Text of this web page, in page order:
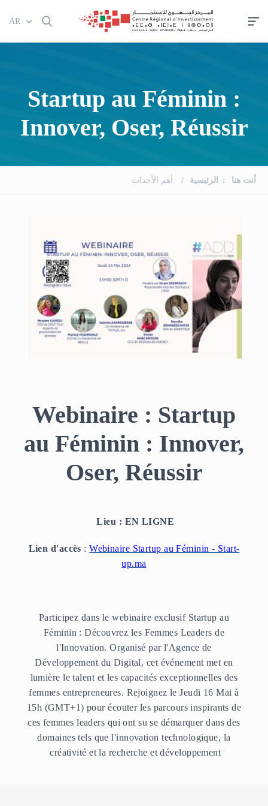
إلى
المحتوى
AR
Startup au Féminin :
Innover, Oser, Réussir
أنت هنا الرئيسية أهم الأحداث
Webinaire : Startup
au Féminin : Innover,
Oser, Réussir
Lieu : EN LIGNE
Lien d'accès :Webinaire Startup au Féminin - Start-
up.ma
Participez dans le webinaire exclusif Startup au
Féminin : Découvrez les Femmes Leaders de
l'Innovation. Organisé par l'Agence de
Développement du Digital, cet événement met en
lumière le talent et les capacités exceptionnelles des
femmes entrepreneures. Rejoignez le Jeudi 16 Mai à
15h (GMT+1) pour écouter les parcours inspirants de
ces femmes leaders qui ont su se démarquer dans des
domaines tels que l'innovation technologique, la
créativité et la recherche et développement